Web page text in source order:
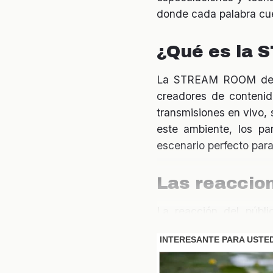
donde cada palabra
¿Qué es la
La STREAM ROOM
creadores de
transmisiones en vivo,
este ambiente, los
escenario perfecto
Las
han estallado con
situación. La